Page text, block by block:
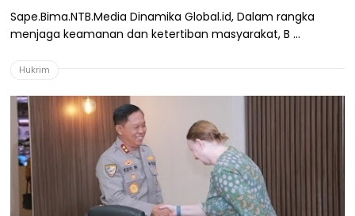
Sape.Bima.NTB.Media Dinamika Global.id, Dalam rangka
menjaga keamanan dan ketertiban masyarakat, B ...
Hukrim